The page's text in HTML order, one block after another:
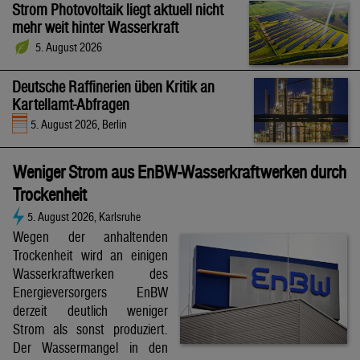
Strom Photovoltaik liegt aktuell nicht
mehr weit hinter Wasserkraft
5. August 2026
Deutsche Raffinerien üben Kritik an
Kartellamt-Abfragen
5. August 2026, Berlin
Weniger Strom aus EnBW-Wasserkraftwerken durch
Trockenheit
5. August 2026, Karlsruhe
Wegen der anhaltenden
Trockenheit wird an einigen
Wasserkraftwerken des
Energieversorgers EnBW
derzeit deutlich weniger
Strom als sonst produziert.
Der Wassermangel in den